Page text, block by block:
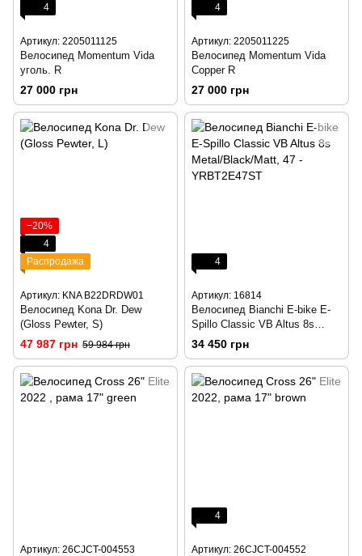
4
Артикул: 2205011125
Велосипед Momentum Vida
уголь. R
27 000 грн
4
Артикул: 2205011225
Велосипед Momentum Vida
Copper R
27 000 грн
−20%
4
Распродажа
Артикул: KNA B22DRDW01
Велосипед Kona Dr. Dew
(Gloss Pewter, S)
47 987 грн 59 984 грн
4
Артикул: 16814
Велосипед Bianchi E-bike E-
Spillo Classic VB Altus 8s
Metal/Black/Matt, 47 -
YRBT2E47ST
34 450 грн
Артикул: 26CJCT-004553
4
Артикул: 26CJCT-004552